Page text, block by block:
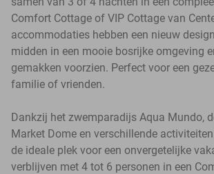
Comfort Cottage of VIP Cottage van
accommodaties hebben een nieuw
midden in een mooie bosrijke omgeving
gemakken voorzien. Perfect voor een
familie of vrienden.
Dankzij het zwemparadijs Aqua Mundo,
Market Dome en verschillende
de ideale plek voor een onvergetelijke
verblijven met 4 tot 6 personen in een